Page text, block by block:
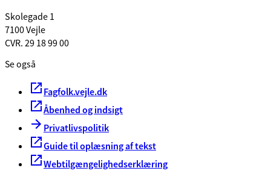
Skolegade 1
7100 Vejle
CVR. 29 18 99 00
Se også
Fagfolk.vejle.dk
Åbenhed og indsigt
Privatlivspolitik
Guide til oplæsning af tekst
Webtilgængelighedserklæring